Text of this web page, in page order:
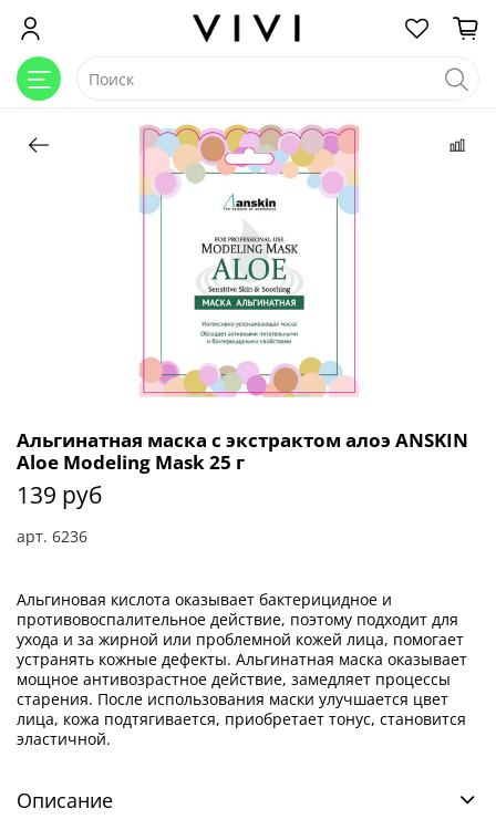
арт. 6236
Альгинатная маска с экстрактом алоэ ANSKIN
Aloe Modeling Mask 25 г
139 руб
Альгиновая кислота оказывает бактерицидное и
противовоспалительное действие, поэтому подходит для
ухода и за жирной или проблемной кожей лица, помогает
устранять кожные дефекты. Альгинатная маска оказывает
мощное антивозрастное действие, замедляет процессы
старения. После использования маски улучшается цвет
лица, кожа подтягивается, приобретает тонус, становится
эластичной.
Описание